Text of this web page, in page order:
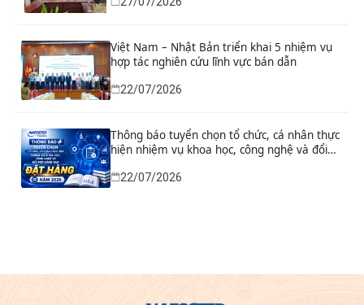
Bình
Việt Nam – Nhật Bản triển khai 5 nhiệm vụ
hợp tác nghiên cứu lĩnh vực bán dẫn
22/07/2026
Thông báo tuyển chọn tổ chức, cá nhân thực
hiện nhiệm vụ khoa học, công nghệ và đổi
22/07/2026